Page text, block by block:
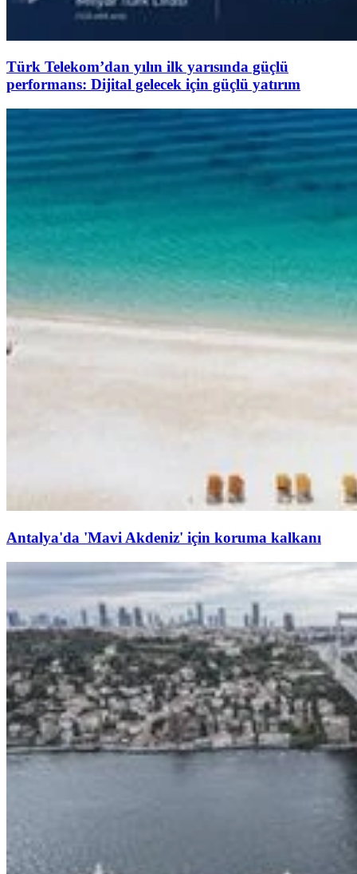
Türk Telekom’dan yılın ilk yarısında güçlü
performans: Dijital gelecek için güçlü yatırım
Antalya'da 'Mavi Akdeniz' için koruma kalkanı